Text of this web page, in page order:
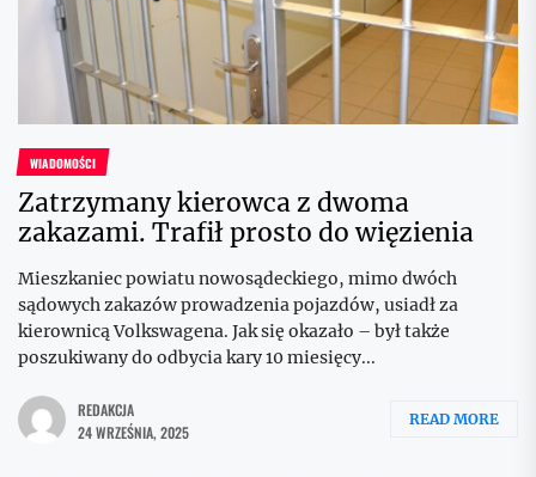
WIADOMOŚCI
Zatrzymany kierowca z dwoma
zakazami. Trafił prosto do więzienia
Mieszkaniec powiatu nowosądeckiego, mimo dwóch
sądowych zakazów prowadzenia pojazdów, usiadł za
kierownicą Volkswagena. Jak się okazało – był także
poszukiwany do odbycia kary 10 miesięcy...
REDAKCJA
24 WRZEŚNIA, 2025
READ MORE